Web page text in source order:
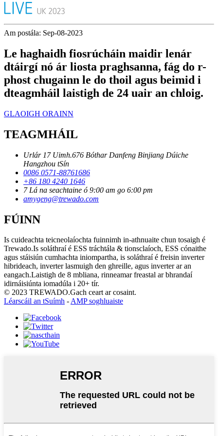
Am postála: Sep-08-2023
Le haghaidh fiosrúcháin maidir lenár
dtáirgí nó ár liosta praghsanna, fág do r-
phost chugainn le do thoil agus beimid i
dteagmháil laistigh de 24 uair an chloig.
GLAOIGH ORAINN
TEAGMHÁIL
Urlár 17 Uimh.676 Bóthar Danfeng Binjiang Dúiche
Hangzhou tSín
0086 0571-88761686
+86 180 4240 1646
7 Lá na seachtaine ó 9:00 am go 6:00 pm
amygeng@trewado.com
FÚINN
Is cuideachta teicneolaíochta fuinnimh in-athnuaite chun tosaigh é
Trewado.Is soláthraí é ESS tráchtála & tionsclaíoch, ESS cónaithe
agus stáisiún cumhachta iniompartha, is soláthraí é freisin inverter
hibrideach, inverter lasmuigh den ghreille, agus inverter ar an
eangach.Laistigh de 8 mbliana, rinneamar freastal ar bhrandaí
idirnáisiúnta iomadúla i 20+ tír.
© 2023 TREWADO.Gach ceart ar cosaint.
Léarscáil an tSuímh -AMP soghluaiste